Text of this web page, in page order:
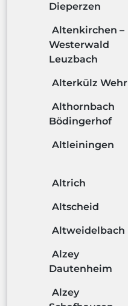
Dieperzen
Altenkirchen –
Westerwald
Leuzbach
Alterkülz Wehr
Althornbach
Bödingerhof
Altleiningen
Altrich
Altscheid
Altweidelbach
Alzey
Dautenheim
Alzey